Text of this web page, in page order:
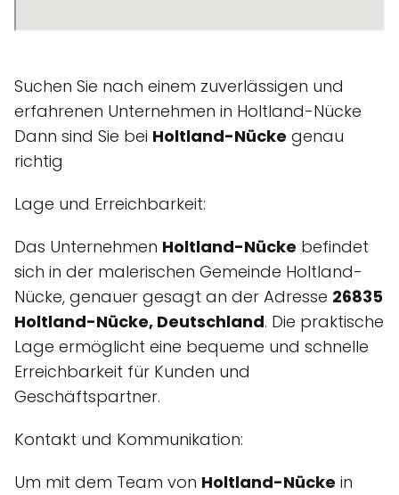
Suchen Sie nach einem zuverlässigen und
erfahrenen Unternehmen in Holtland-Nücke
Dann sind Sie bei Holtland-Nücke genau
richtig
Lage und Erreichbarkeit:
Das Unternehmen Holtland-Nücke befindet
sich in der malerischen Gemeinde Holtland-
Nücke, genauer gesagt an der Adresse 26835
Holtland-Nücke, Deutschland. Die praktische
Lage ermöglicht eine bequeme und schnelle
Erreichbarkeit für Kunden und
Geschäftspartner.
Kontakt und Kommunikation:
Um mit dem Team von Holtland-Nücke in